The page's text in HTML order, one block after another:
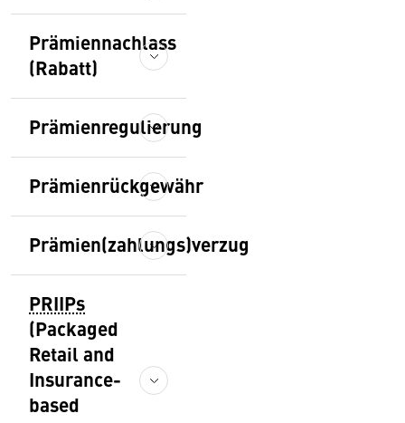
Prämiennachlass
(Rabatt)
Prämienregulierung
Prämienrückgewähr
Prämien(zahlungs)verzug
PRIIPs
(Packaged
Retail and
Insurance-
based